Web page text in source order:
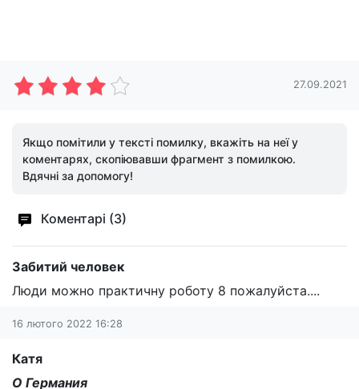
27.09.2021
Якщо помітили у тексті помилку, вкажіть на неї у
коментарях, скопіювавши фрагмент з помилкою.
Вдячні за допомогу!
Коментарі (3)
Забитий человек
Люди можно практичну роботу 8 пожалуйста....
16 лютого 2022 16:28
Катя
О Германия